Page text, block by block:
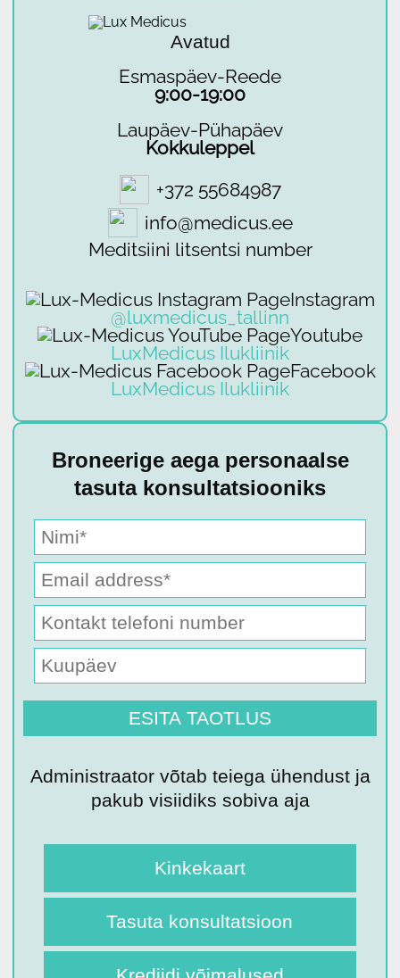
Avatud
Esmaspäev-Reede
9:00-19:00
Laupäev-Pühapäev
Kokkuleppel
+372 55684987
info@medicus.ee
Meditsiini litsentsi number
Instagram
@luxmedicus_tallinn
Youtube
LuxMedicus Ilukliinik
Facebook
LuxMedicus Ilukliinik
Broneerige aega personaalse
tasuta konsultatsiooniks
Administraator võtab teiega ühendust ja
pakub visiidiks sobiva aja
Kinkekaart
Tasuta konsultatsioon